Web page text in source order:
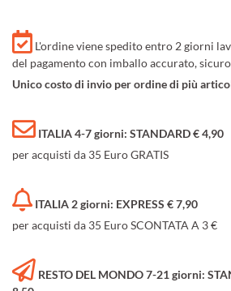
L'ordine viene spedito entro 2 giorni
del pagamento con imballo accurato,
Unico costo di invio per ordine di più
ITALIA 4-7 giorni: STANDARD € 4,90
per acquisti da 35 Euro GRATIS
ITALIA 2 giorni: EXPRESS € 7,90
per acquisti da 35 Euro SCONTATA A 3 €
RESTO DEL MONDO 7-21 giorni: